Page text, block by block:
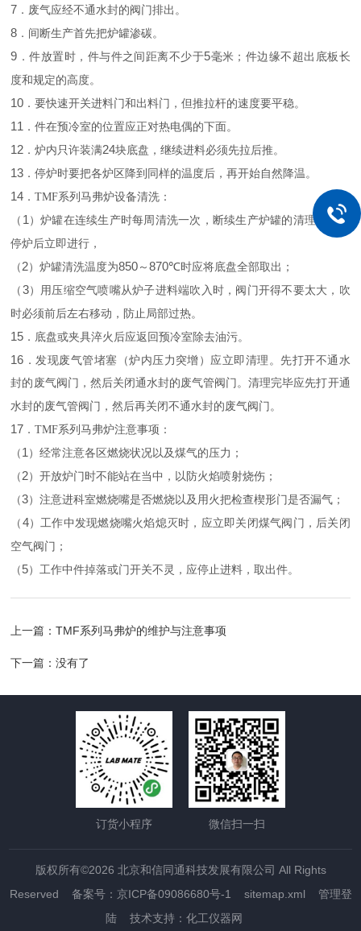
7 ．废气应经不通水封的阀门排出。
8 ．间断生产首先把炉罐渗碳。
9 ．件放置时，件与件之间距离不少于5毫米 ；件边缘不超出底板长
度和规定的高度。
10 ．要快速开关进料门和出料门，但推拉杆的速度要平稳。
11 ．件在预冷室的位置应正对热电偶的下面。
12 ．炉内只许装满24块底盘，继续进料必须先拉后推。
13 ．停炉时要把各炉区降到同样的温度后，再开始自然降温。
14 ．TMF系列马弗炉设备清洗：
（ 1）炉罐在连续生产时每周清洗一次，断续生产炉罐的清理，应在
停炉后立即进行，
（2）炉罐清洗温度为850 ～870℃时应将底盘全部取出；
（ 3）用压缩空气喷嘴从炉子进料端吹入时，阀门开得不要太大，吹
时必须前后左右移动，防止局部过热。
15 ．底盘或夹具淬火后应返回预冷室除去油污。
16 ．发现废气管堵塞（炉内压力突增）应立即清理。先打开不通水
封的废气阀门，然后关闭通水封的废气管阀门。清理完毕应先打开通
水封的废气管阀门，然后再关闭不通水封的废气阀门。
17 ．TMF系列马弗炉注意事项：
（ 1 ）经常注意各区燃烧状况以及煤气的压力；
（2）开放炉门时不能站在当中，以防火焰喷射烧伤；
（3）注意进科室燃烧嘴是否燃烧以及用火把检查楔形门是否漏气；
（ 4）工作中发现燃烧嘴火焰熄灭时，应立即关闭煤气阀门，后关闭
空气阀门；
（ 5）工作中件掉落或门开关不灵，应停止进料，取出件。
上一篇：TMF系列马弗炉的维护与注意事项
下一篇：没有了
订货小程序 微信扫一扫
版权所有©2026 北京和信同通科技发展有限公司 All Rights
Reserved 备案号：京ICP备09086680号-1 sitemap.xml
管理登
陆 技术支持： 化工仪器网